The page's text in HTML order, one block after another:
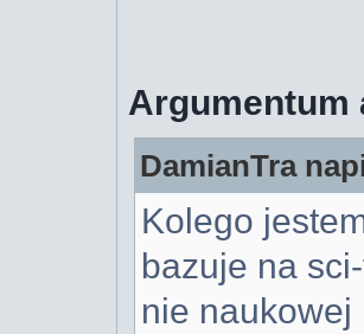
Argumentum
DamianTra
Kolego
bazuje na
nie